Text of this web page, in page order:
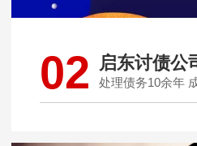
02 启东讨债公
处理债务10余年